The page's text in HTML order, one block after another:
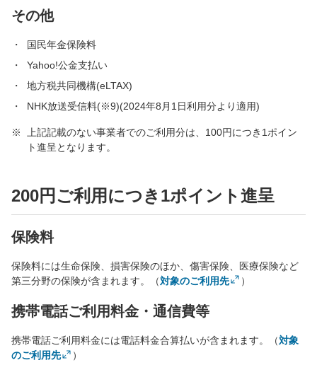
その他
国民年金保険料
Yahoo!公金支払い
地方税共同機構(eLTAX)
NHK放送受信料(※9)(2024年8月1日利用分より適用)
上記記載のない事業者でのご利用分は、100円につき1ポイン
ト進呈となります。
200円ご利用につき1ポイント進呈
保険料
保険料には生命保険、損害保険のほか、傷害保険、医療保険など
第三分野の保険が含まれます。（対象のご利用先 ）
携帯電話ご利用料金・通信費等
携帯電話ご利用料金には電話料金合算払いが含まれます。（対象
のご利用先
）